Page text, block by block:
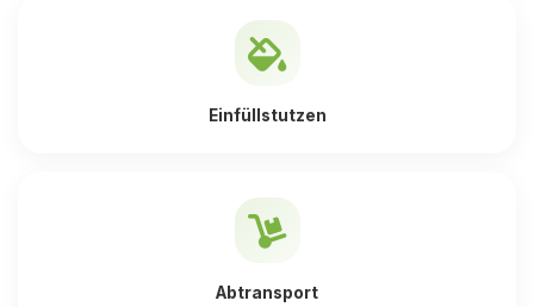
Einfüllstutzen
Abtransport